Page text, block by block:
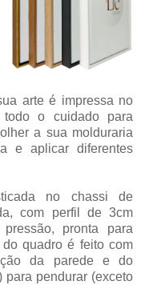
arte é impressa no
o cuidado para
a sua molduraria
e aplicar diferentes
no chassi de
com perfil de 3cm
pronta para
do quadro é feito com
da parede e do
para pendurar (exceto